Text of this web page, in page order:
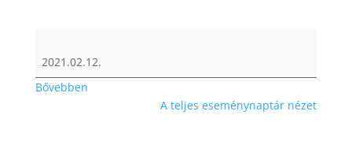
Fizetési
2021.02.12.
Bővebben
A teljes eseménynaptár nézet